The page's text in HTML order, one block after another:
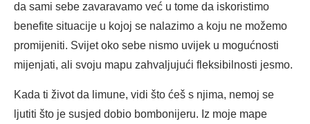
da sami sebe zavaravamo već u tome da iskoristimo
benefite situacije u kojoj se nalazimo a koju ne možemo
promijeniti. Svijet oko sebe nismo uvijek u mogućnosti
mijenjati, ali svoju mapu zahvaljujući fleksibilnosti jesmo.
Kada ti život da limune, vidi što ćeš s njima, nemoj se
ljutiti što je susjed dobio bombonijeru. Iz moje mape